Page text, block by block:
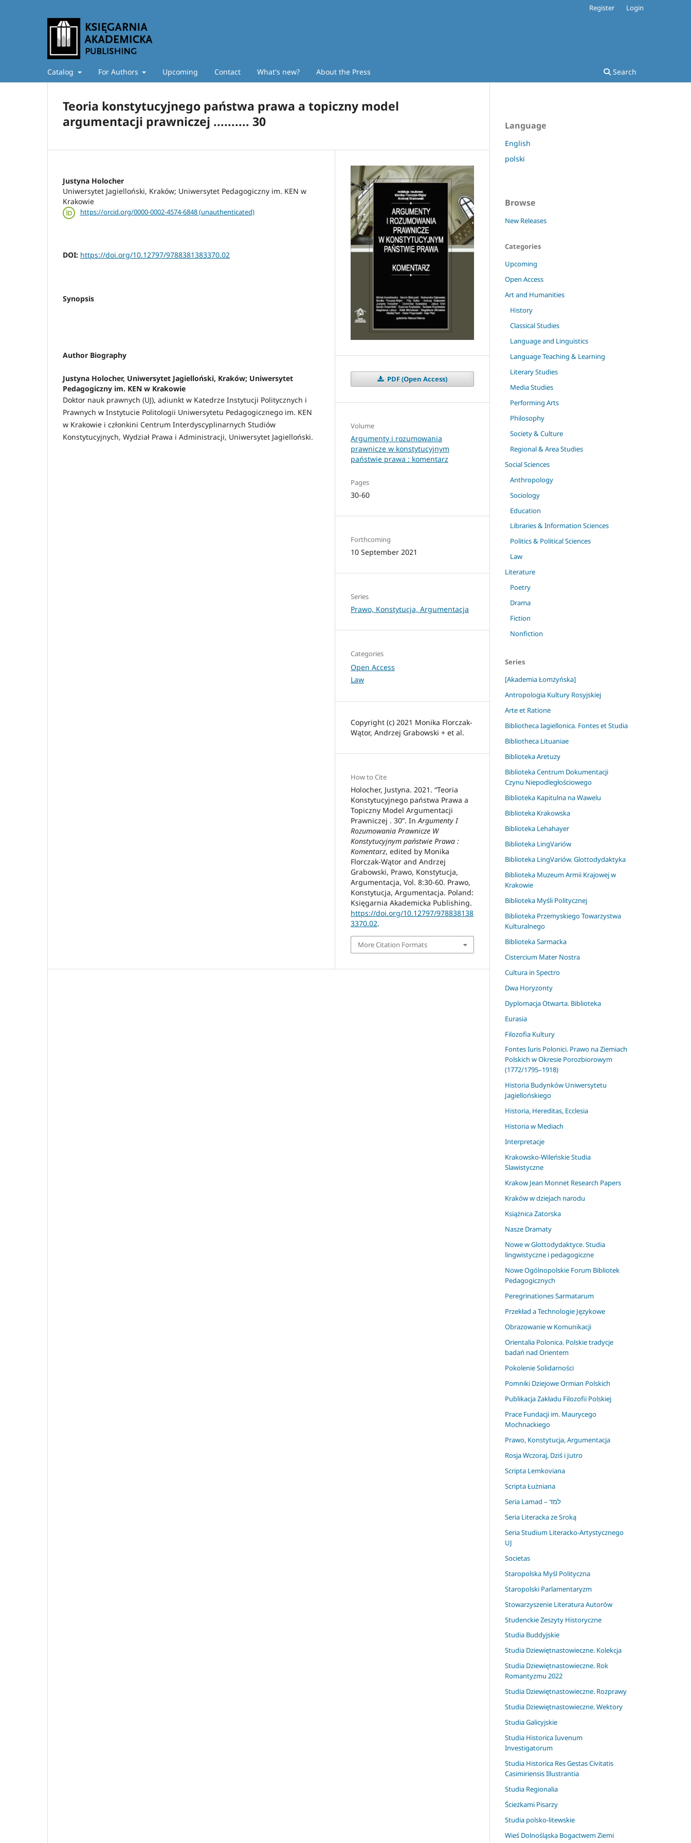
Catalog For Authors Upcoming Contact What's new? About the Press Search
Register Login
Teoria konstytucyjnego państwa prawa a topiczny model
argumentacji prawniczej .......... 30
Justyna Holocher
Uniwersytet Jagielloński, Kraków; Uniwersytet Pedagogiczny im. KEN w
Krakowie
https://orcid.org/0000-0002-4574-6848 (unauthenticated)
DOI: https://doi.org/10.12797/9788381383370.02
Synopsis
Author Biography
Justyna Holocher, Uniwersytet Jagielloński, Kraków; Uniwersytet
Pedagogiczny im. KEN w Krakowie
Doktor nauk prawnych (UJ), adiunkt w Katedrze Instytucji Politycznych i
Prawnych w Instytucie Politologii Uniwersytetu Pedagogicznego im. KEN
w Krakowie i członkini Centrum Interdyscyplinarnych Studiów
Konstytucyjnych, Wydział Prawa i Administracji, Uniwersytet Jagielloński.
PDF (Open Access)
Volume
Argumenty i rozumowania
prawnicze w konstytucyjnym
państwie prawa : komentarz
Pages
30-60
Forthcoming
10 September 2021
Series
Prawo, Konstytucja, Argumentacja
Categories
Open Access
Law
Copyright (c) 2021 Monika Florczak-
Wątor, Andrzej Grabowski + et al.
How to Cite
Holocher, Justyna. 2021. “Teoria
Konstytucyjnego państwa Prawa a
Topiczny Model Argumentacji
Prawniczej . 30”. In Argumenty I
Rozumowania Prawnicze W
Konstytucyjnym państwie Prawa :
Komentarz, edited by Monika
Florczak-Wątor and Andrzej
Grabowski, Prawo, Konstytucja,
Argumentacja, Vol. 8:30-60. Prawo,
Konstytucja, Argumentacja. Poland:
Księgarnia Akademicka Publishing.
https://doi.org/10.12797/978838138
3370.02.
More Citation Formats
Language
English
polski
Browse
New Releases
Categories
Upcoming
Open Access
Art and Humanities
History
Classical Studies
Language and Linguistics
Language Teaching & Learning
Literary Studies
Media Studies
Performing Arts
Philosophy
Society & Culture
Regional & Area Studies
Social Sciences
Anthropology
Sociology
Education
Libraries & Information Sciences
Politics & Political Sciences
Law
Literature
Poetry
Drama
Fiction
Nonfiction
Series
[Akademia Łomżyńska]
Antropologia Kultury Rosyjskiej
Arte et Ratione
Bibliotheca Iagiellonica. Fontes et Studia
Bibliotheca Lituaniae
Biblioteka Aretuzy
Biblioteka Centrum Dokumentacji
Czynu Niepodległościowego
Biblioteka Kapitulna na Wawelu
Biblioteka Krakowska
Biblioteka Lehahayer
Biblioteka LingVariów
Biblioteka LingVariów. Glottodydaktyka
Biblioteka Muzeum Armii Krajowej w
Krakowie
Biblioteka Myśli Politycznej
Biblioteka Przemyskiego Towarzystwa
Kulturalnego
Biblioteka Sarmacka
Cistercium Mater Nostra
Cultura in Spectro
Dwa Horyzonty
Dyplomacja Otwarta. Biblioteka
Eurasia
Filozofia Kultury
Fontes Iuris Polonici. Prawo na Ziemiach
Polskich w Okresie Porozbiorowym
(1772/1795–1918)
Historia Budynków Uniwersytetu
Jagiellońskiego
Historia, Hereditas, Ecclesia
Historia w Mediach
Interpretacje
Krakowsko-Wileńskie Studia
Slawistyczne
Krakow Jean Monnet Research Papers
Kraków w dziejach narodu
Książnica Zatorska
Nasze Dramaty
Nowe w Glottodydaktyce. Studia
lingwistyczne i pedagogiczne
Nowe Ogólnopolskie Forum Bibliotek
Pedagogicznych
Peregrinationes Sarmatarum
Przekład a Technologie Językowe
Obrazowanie w Komunikacji
Orientalia Polonica. Polskie tradycje
badań nad Orientem
Pokolenie Solidarności
Pomniki Dziejowe Ormian Polskich
Publikacja Zakładu Filozofii Polskiej
Prace Fundacji im. Maurycego
Mochnackiego
Prawo, Konstytucja, Argumentacja
Rosja Wczoraj, Dziś i Jutro
Scripta Lemkoviana
Scripta Łużniana
Seria Lamad – למד
Seria Literacka ze Sroką
Seria Studium Literacko-Artystycznego
UJ
Societas
Staropolska Myśl Polityczna
Staropolski Parlamentaryzm
Stowarzyszenie Literatura Autorów
Studenckie Zeszyty Historyczne
Studia Buddyjskie
Studia Dziewiętnastowieczne. Kolekcja
Studia Dziewiętnastowieczne. Rok
Romantyzmu 2022
Studia Dziewiętnastowieczne. Rozprawy
Studia Dziewiętnastowieczne. Wektory
Studia Galicyjskie
Studia Historica Iuvenum
Investigatorum
Studia Historica Res Gestas Civitatis
Casimiriensis Illustrantia
Studia Regionalia
Ścieżkami Pisarzy
Studia polsko-litewskie
Wieś Dolnośląska Bogactwem Ziemi